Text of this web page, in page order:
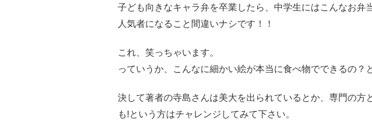
子ども向きなキャラ弁を卒業したら、中学生にはこんなお弁
人気者になること間違いナシです！！
これ、笑っちゃいます。
っていうか、こんなに細かい絵が本当に食べ物でできるの？
決して著者の寺島さんは美大を出られているとか、専門の方
も!という方はチャレンジしてみて下さい。